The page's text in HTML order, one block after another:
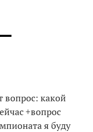
вопрос: какой
+вопрос
я буду